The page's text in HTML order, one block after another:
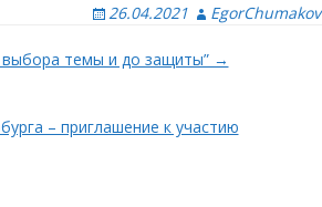
26.04.2021 EgorChumakov
темы и до защиты” →
– приглашение к участию